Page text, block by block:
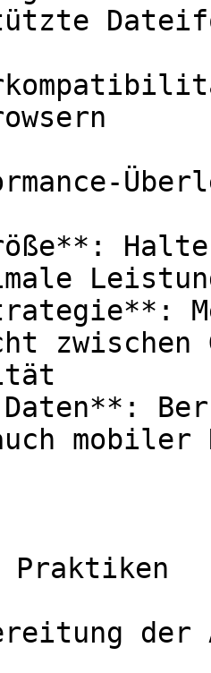
zwischen
mobiler
Praktiken
der